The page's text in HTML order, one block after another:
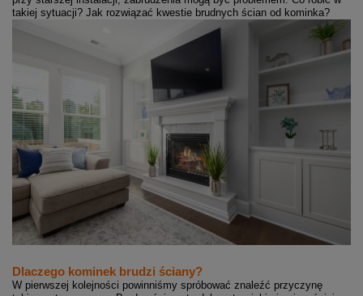
takiej sytuacji? Jak rozwiązać kwestie brudnych ścian od kominka?
Dlaczego kominek brudzi ściany?
W pierwszej kolejności powinniśmy spróbować znaleźć przyczynę